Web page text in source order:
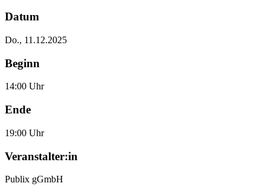
Datum
Do., 11.12.2025
Beginn
14:00 Uhr
Ende
19:00 Uhr
Veranstalter:in
Publix gGmbH